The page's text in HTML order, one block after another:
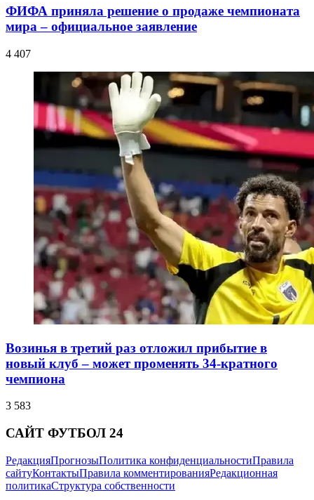
ФИФА приняла решение о продаже чемпионата
мира – официальное заявление
4 407
Возинья в третий раз отложил прибытие в
новый клуб – может променять 34-кратного
чемпиона
3 583
САЙТ ФУТБОЛ 24
РедакцияПрогнозыПолитика конфиденциальностиПравила
сайтуКонтактыПравила комментированияРедакционная
политикаСтруктура собственности